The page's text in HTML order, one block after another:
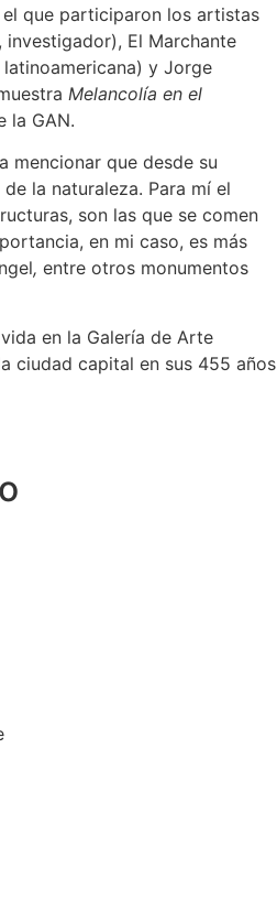
que participaron los artistas
El Marchante
y Jorge
Melancolía en el
la GAN.
mencionar que desde su
la naturaleza. Para mí el
son las que se comen
en mi caso, es más
, entre otros monumentos
en la Galería de Arte
ciudad capital en sus 455 años